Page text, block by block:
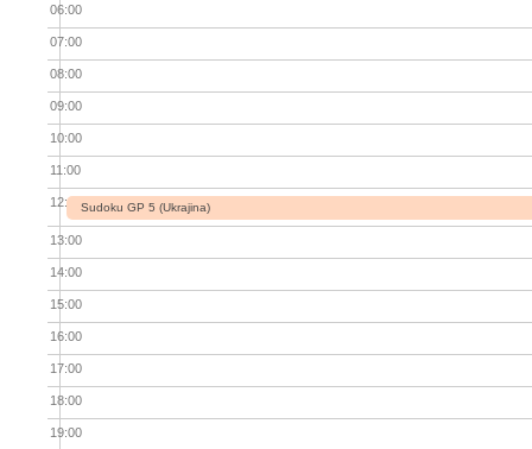
06:00
07:00
08:00
09:00
10:00
11:00
12:00Sudoku GP 5 (Ukrajina)
13:00
14:00
15:00
16:00
17:00
18:00
19:00